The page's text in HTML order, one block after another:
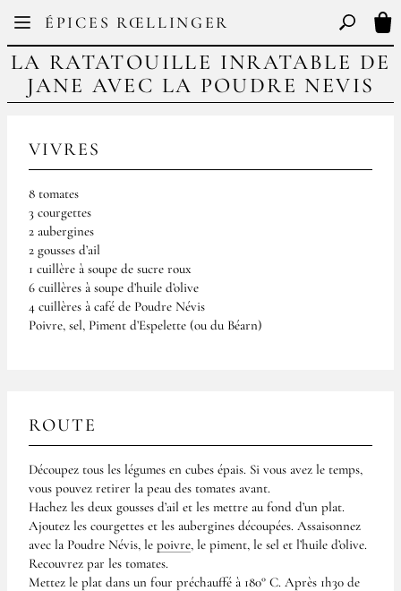
ÉPICES RŒLLINGER
FR EN Basculer
LA RATATOUILLE INRATABLE DE
JANE AVEC LA POUDRE NEVIS
VIVRES
8 tomates
3 courgettes
2 aubergines
2 gousses d’ail
1 cuillère à soupe de sucre roux
6 cuillères à soupe d’huile d’olive
4 cuillères à café de Poudre Névis
Poivre, sel, Piment d’Espelette (ou du Béarn)
ROUTE
Découpez tous les légumes en cubes épais. Si vous avez le temps,
vous pouvez retirer la peau des tomates avant.
Hachez les deux gousses d’ail et les mettre au fond d’un plat.
Ajoutez les courgettes et les aubergines découpées. Assaisonnez
avec la Poudre Névis, le poivre, le piment, le sel et l’huile d’olive.
Recouvrez par les tomates.
Mettez le plat dans un four préchauffé à 180° C. Après 1h30 de